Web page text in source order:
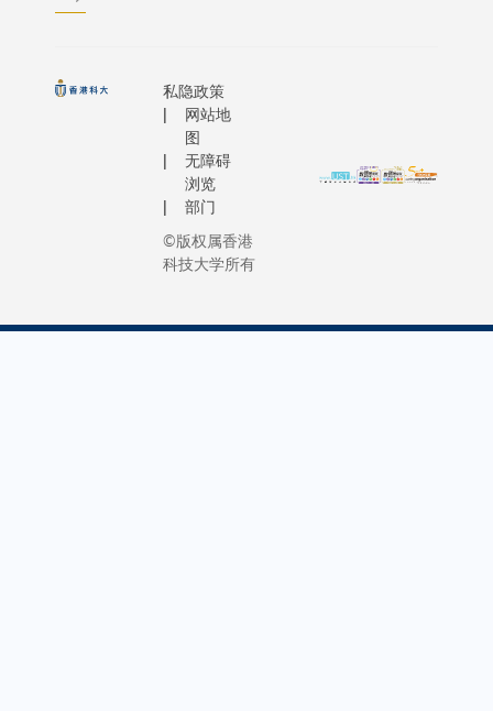
私隐政策
网站地
图
无障碍
浏览
部门
©版权属香港
科技大学所有